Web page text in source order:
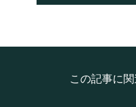
この記事に